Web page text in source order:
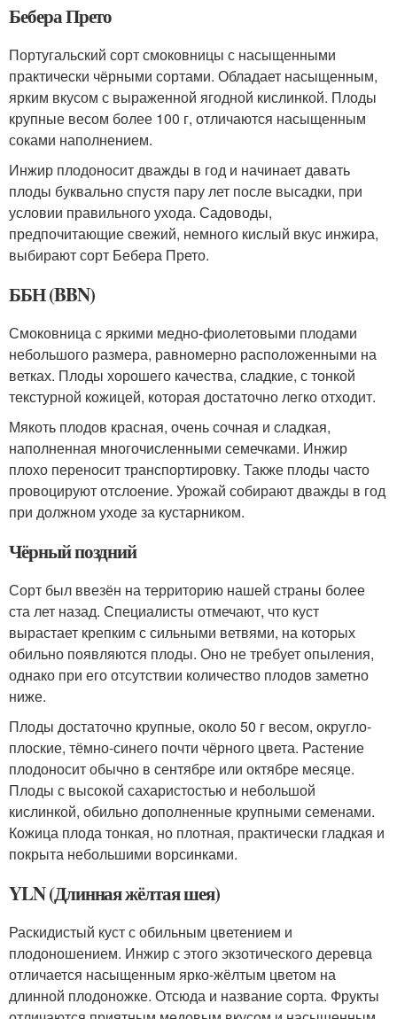
Бебера Прето
Португальский сорт смоковницы с насыщенными
практически чёрными сортами. Обладает насыщенным,
ярким вкусом с выраженной ягодной кислинкой. Плоды
крупные весом более 100 г, отличаются насыщенным
соками наполнением.
Инжир плодоносит дважды в год и начинает давать
плоды буквально спустя пару лет после высадки, при
условии правильного ухода. Садоводы,
предпочитающие свежий, немного кислый вкус инжира,
выбирают сорт Бебера Прето.
ББН (BBN)
Смоковница с яркими медно-фиолетовыми плодами
небольшого размера, равномерно расположенными на
ветках. Плоды хорошего качества, сладкие, с тонкой
текстурной кожицей, которая достаточно легко отходит.
Мякоть плодов красная, очень сочная и сладкая,
наполненная многочисленными семечками. Инжир
плохо переносит транспортировку. Также плоды часто
провоцируют отслоение. Урожай собирают дважды в год
при должном уходе за кустарником.
Чёрный поздний
Сорт был ввезён на территорию нашей страны более
ста лет назад. Специалисты отмечают, что куст
вырастает крепким с сильными ветвями, на которых
обильно появляются плоды. Оно не требует опыления,
однако при его отсутствии количество плодов заметно
ниже.
Плоды достаточно крупные, около 50 г весом, округло-
плоские, тёмно-синего почти чёрного цвета. Растение
плодоносит обычно в сентябре или октябре месяце.
Плоды с высокой сахаристостью и небольшой
кислинкой, обильно дополненные крупными семенами.
Кожица плода тонкая, но плотная, практически гладкая и
покрыта небольшими ворсинками.
YLN (Длинная жёлтая шея)
Раскидистый куст с обильным цветением и
плодоношением. Инжир с этого экзотического деревца
отличается насыщенным ярко-жёлтым цветом на
длинной плодоножке. Отсюда и название сорта. Фрукты